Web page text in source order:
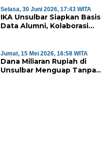
Mahasiswa
Selasa, 30 Juni 2026, 17:43 WITA
IKA Unsulbar Siapkan Basis
Data Alumni, Kolaborasi
Jumat, 15 Mei 2026, 16:58 WITA
Dana Miliaran Rupiah di
Unsulbar Menguap Tanpa